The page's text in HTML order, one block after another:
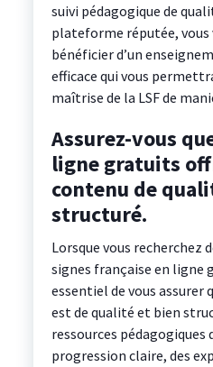
suivi pédagogique de
plateforme réputée, vous
bénéficier d’un
efficace qui vous
maîtrise de la LSF de
Assurez-vous
ligne gratuits
contenu de
structuré.
Lorsque vous recherchez
signes française en ligne
essentiel de vous assurer
est de qualité et bien
ressources pédagogiques
progression claire, des